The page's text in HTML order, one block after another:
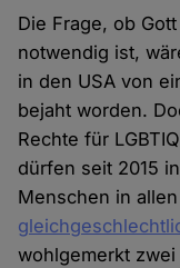
Die Frage, ob
notwendig ist,
in den USA von
bejaht worden.
Rechte für
dürfen seit 2015
Menschen in
wohlgemerkt